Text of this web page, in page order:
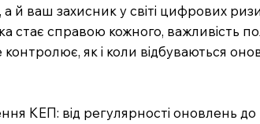
ваш захисник у світі цифрових
стає справою кожного, важливість
як і коли відбуваються
КЕП: від регулярності оновлень